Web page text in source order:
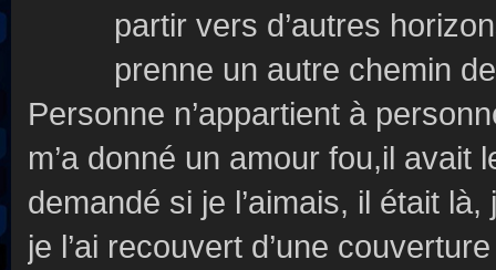
partir vers d’autres
prenne un autre chemin
Personne n’appartient à
m’a donné un amour fou,il avait
demandé si je l’aimais, il était
je l’ai recouvert d’une